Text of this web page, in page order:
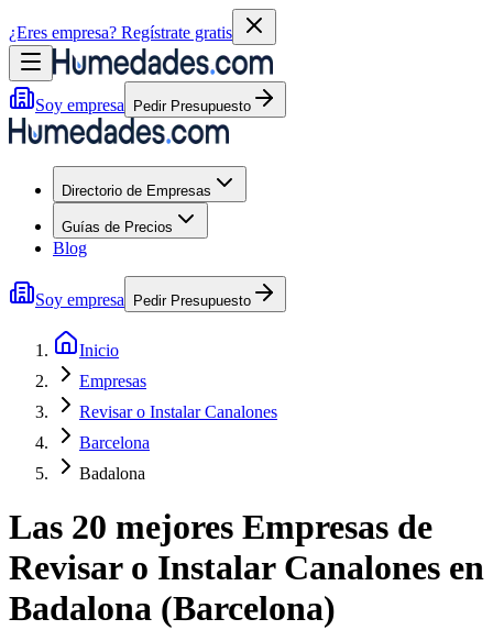
¿Eres empresa? Regístrate gratis
Soy empresa Pedir Presupuesto
Directorio de Empresas
Guías de Precios
Blog
Soy empresa Pedir Presupuesto
Inicio
Empresas
Revisar o Instalar Canalones
Barcelona
Badalona
Las 20 mejores Empresas de
Revisar o Instalar Canalones en
Badalona (Barcelona)